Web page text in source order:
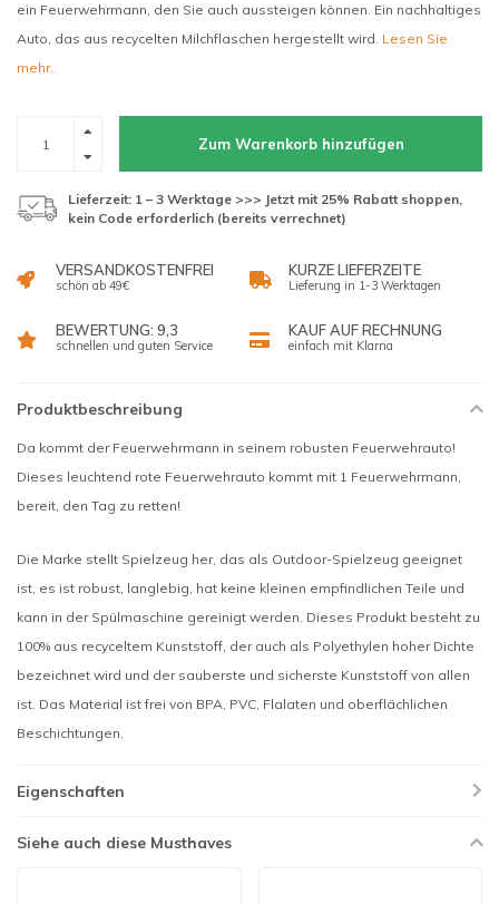
ein Feuerwehrmann, den Sie auch aussteigen können. Ein nachhaltiges
Auto, das aus recycelten Milchflaschen hergestellt wird. Lesen Sie
mehr..
Zum Warenkorb hinzufügen
Lieferzeit: 1 – 3 Werktage >>> Jetzt mit 25% Rabatt shoppen,
kein Code erforderlich (bereits verrechnet)
VERSANDKOSTENFREI
schön ab 49€
KURZE LIEFERZEITE
Lieferung in 1-3 Werktagen
BEWERTUNG: 9,3
schnellen und guten Service
KAUF AUF RECHNUNG
einfach mit Klarna
Produktbeschreibung
Da kommt der Feuerwehrmann in seinem robusten Feuerwehrauto!
Dieses leuchtend rote Feuerwehrauto kommt mit 1 Feuerwehrmann,
bereit, den Tag zu retten!
Die Marke stellt Spielzeug her, das als Outdoor-Spielzeug geeignet
ist, es ist robust, langlebig, hat keine kleinen empfindlichen Teile und
kann in der Spülmaschine gereinigt werden. Dieses Produkt besteht zu
100% aus recyceltem Kunststoff, der auch als Polyethylen hoher Dichte
bezeichnet wird und der sauberste und sicherste Kunststoff von allen
ist. Das Material ist frei von BPA, PVC, Flalaten und oberflächlichen
Beschichtungen.
Eigenschaften
Siehe auch diese Musthaves